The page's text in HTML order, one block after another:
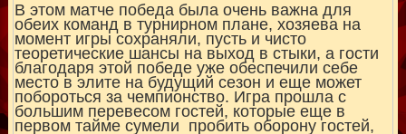
В этом матче победа была очень важна для
обеих команд в турнирном плане, хозяева на
момент игры сохраняли, пусть и чисто
теоретические шансы на выход в стыки, а гости
благодаря этой победе уже обеспечили себе
место в элите на будущий сезон и еще может
побороться за чемпионство. Игра прошла с
большим перевесом гостей, которые еще в
первом тайме сумели пробить оборону гостей,